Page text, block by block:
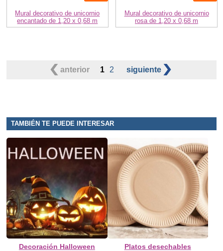
Mural decorativo de unicornio
encantado de 1,20 x 0,68 m
Mural decorativo de unicornio
rosa de 1,20 x 0,68 m
anterior 1 2 siguiente
TAMBIÉN TE PUEDE INTERESAR
Decoración Halloween Platos desechables